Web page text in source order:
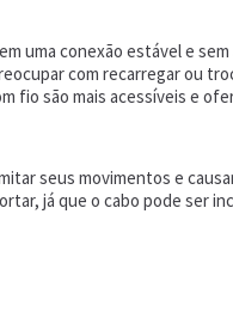
uma conexão estável e
com recarregar ou
fio são mais acessíveis e
seus movimentos e
já que o cabo pode ser